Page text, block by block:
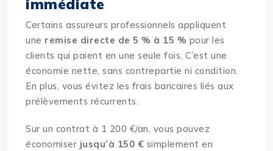
immédiate
Certains assureurs professionnels appliquent
une remise directe de 5 % à 15 % pour les
clients qui paient en une seule fois. C’est une
économie nette, sans contrepartie ni condition.
En plus, vous évitez les frais bancaires liés aux
prélèvements récurrents.
Sur un contrat à 1 200 €/an, vous pouvez
économiser jusqu’à 150 € simplement en